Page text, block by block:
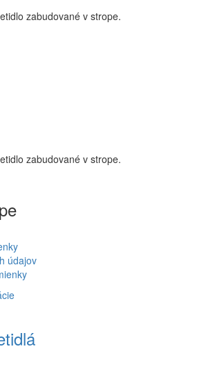
zabudované v strope.
zabudované v strope.
údajov